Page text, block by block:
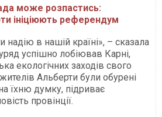
може розпастись:
ініціюють референдум
надію в нашій країні», – сказала
успішно лобіював Карні,
екологічних заходів свого
Альберти були обурені
їхню думку, підриває
провінції.